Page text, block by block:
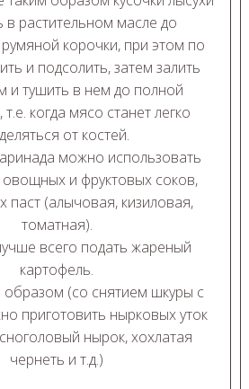
в растительном масле до
корочки, при этом по
и подсолить, затем залить
и тушить в нем до полной
т.е. когда мясо станет легко
от костей.
можно использовать
и фруктовых соков,
паст (алычовая, кизиловая,
томатная).
всего подать жареный
картофель.
(со снятием шкуры с
приготовить нырковых уток
нырок, хохлатая
чернеть и т.д.)